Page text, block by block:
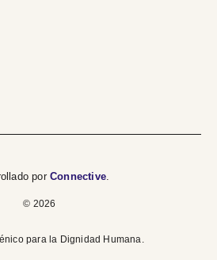
porConnective
© 2026
para la Dignidad Humana.